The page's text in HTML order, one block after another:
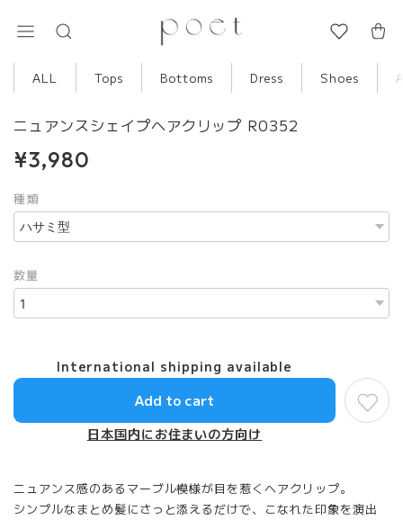
ALL Tops Bottoms Dress Shoes
ニュアンスシェイプヘアクリップ R0352
¥3,980
種類
数量
International shipping available
Add to cart
日本国内にお住まいの方向け
ニュアンス感のあるマーブル模様が目を惹くヘアクリップ。
シンプルなまとめ髪にさっと添えるだけで、こなれた印象を演出